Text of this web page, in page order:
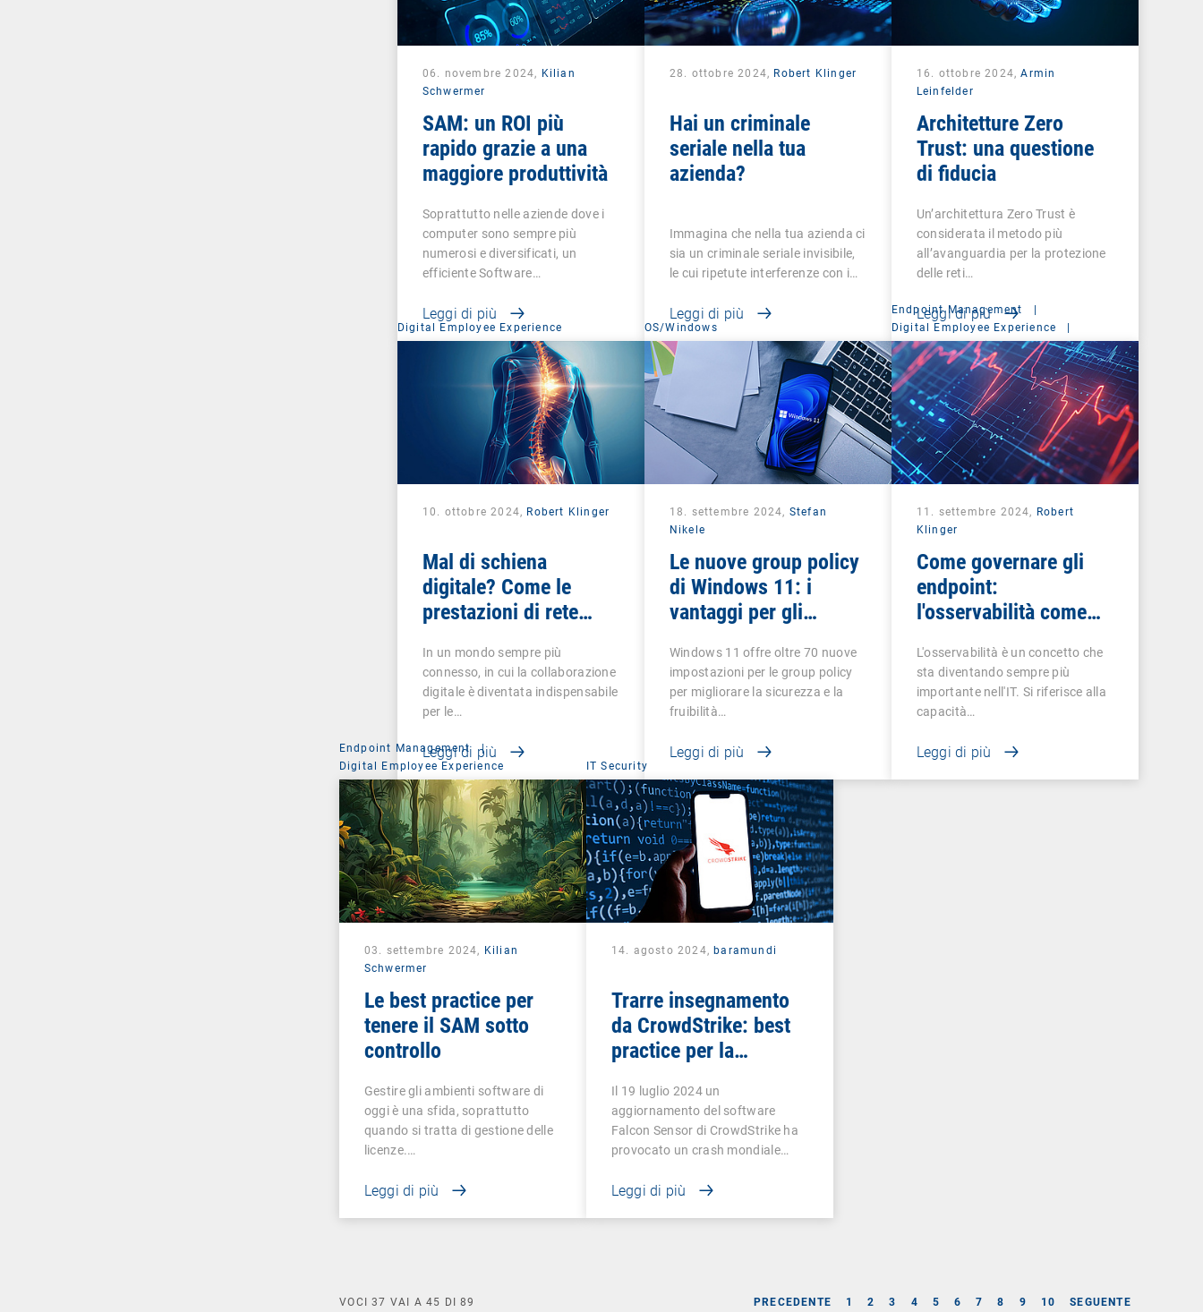
06. novembre 2024, Kilian
Schwermer
SAM: un ROI più
rapido grazie a una
maggiore produttività
Soprattutto nelle aziende dove i
computer sono sempre più
numerosi e diversificati, un
efficiente Software…
Leggi di più
28. ottobre 2024, Robert Klinger
Hai un criminale
seriale nella tua
azienda?
Immagina che nella tua azienda ci
sia un criminale seriale invisibile,
le cui ripetute interferenze con i…
Leggi di più
16. ottobre 2024,Armin
Leinfelder
Architetture Zero
Trust: una questione
di fiducia
Un’architettura Zero Trust è
considerata il metodo più
all’avanguardia per la protezione
delle reti…
Leggi di più
Digital Employee Experience
10. ottobre 2024, Robert Klinger
Mal di schiena
digitale? Come le
prestazioni di rete
strategia DEX
In un mondo sempre più
connesso, in cui la collaborazione
digitale è diventata indispensabile
per le…
Leggi di più
OS/Windows
18. settembre 2024, Stefan
Nikele
Le nuove group policy
di Windows 11: i
vantaggi per gli
Windows 11 offre oltre 70 nuove
impostazioni per le group policy
per migliorare la sicurezza e la
fruibilità…
Leggi di più
Endpoint Management
|
Digital Employee Experience
|
Management Suite
11. settembre 2024, Robert
Klinger
Come governare gli
endpoint:
l'osservabilità come
L'osservabilità è un concetto che
sta diventando sempre più
importante nell'IT. Si riferisce alla
capacità…
Leggi di più
Endpoint Management
|
Digital Employee Experience
03. settembre 2024, Kilian
Schwermer
Le best practice per
tenere il SAM sotto
controllo
Gestire gli ambienti software di
oggi è una sfida, soprattutto
quando si tratta di gestione delle
licenze.…
Leggi di più
IT Security
14. agosto 2024,baramundi
Trarre insegnamento
da CrowdStrike: best
practice per la
Il 19 luglio 2024 un
aggiornamento del software
Falcon Sensor di CrowdStrike ha
provocato un crash mondiale…
Leggi di più
PRECEDENTE 1 2 3 4 5 6 7 8 9 10 SEGUENTE
VOCI37 VAI A45 DI89